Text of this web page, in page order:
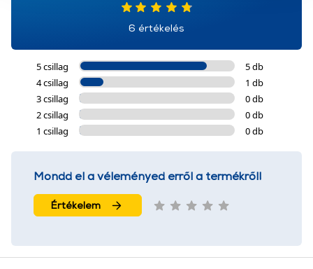
használatával Ön elfogadja a cookie-k használatát.
6 értékelés
5 csillag
5 db
4 csillag
1 db
3 csillag
0 db
2 csillag
0 db
1 csillag
0 db
Mondd el a véleményed erről a termékről!
Értékelem